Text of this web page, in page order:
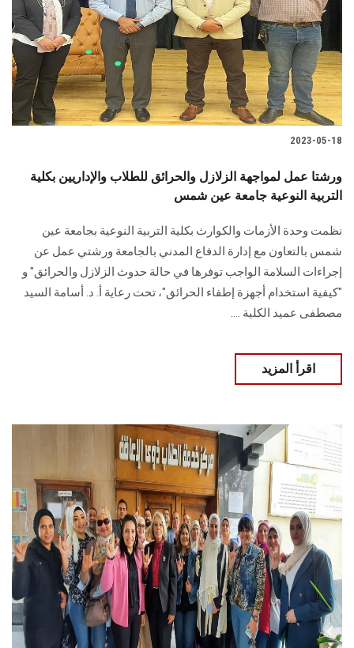
2023-05-18
ورشتا عمل لمواجهة الزلازل والحرائق للطلاب والإداريين بكلية
التربية النوعية جامعة عين شمس
نظمت وحدة الأزمات والكوارث بكلية التربية النوعية بجامعة عين
شمس بالتعاون مع إدارة الدفاع المدني بالجامعة ورشتي عمل عن
إجراءات السلامة الواجب توفرها في حالة حدوث الزلازل والحرائق" و
"كيفية استخدام أجهزة إطفاء الحرائق"، تحت رعاية أ. د. أسامة السيد
مصطفى عميد الكلية ....
اقرأ المزيد